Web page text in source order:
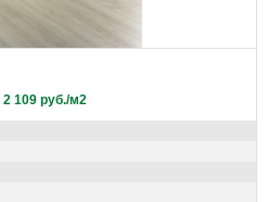
2 109 руб./м2